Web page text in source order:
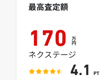
最高査定額
170 万
円
ネクステージ
4.1 PT